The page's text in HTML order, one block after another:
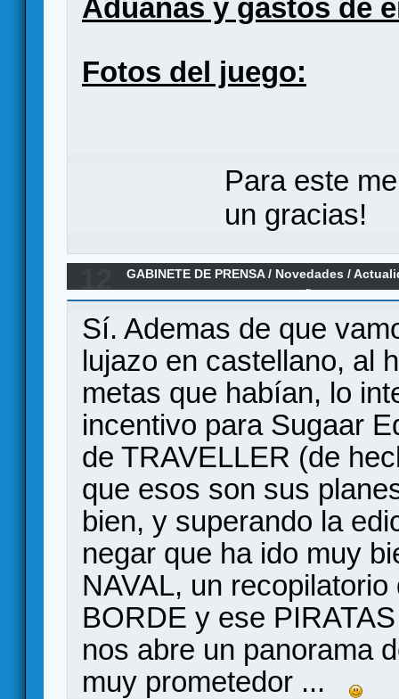
Aduanas y gastos de
Fotos del juego:
Para este
un gracias!
GABINETE DE PRENSA/ Novedades /
Sí. Ademas de que
lujazo en castellano, al
metas que habían, lo
incentivo para Sugaar
de TRAVELLER (de
que esos son sus
bien, y superando la
negar que ha ido muy
NAVAL, un
BORDE y ese
nos abre un panorama
muy prometedor ...